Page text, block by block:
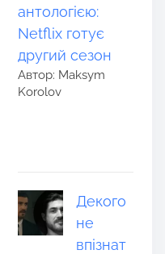
антологією:
Netflix готує
другий сезон
Автор: Maksym
Korolov
Декого
не
впізнат